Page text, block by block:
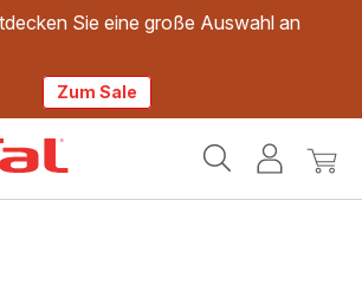
Sie eine große Auswahl an
Zum Sale
Mein
Mein